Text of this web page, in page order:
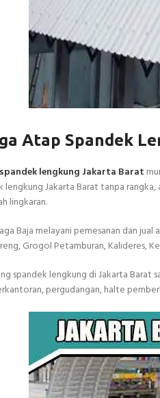
Atap Spandek
lengkung Jakarta Barat
lengkung Jakarta Barat tanpa
lingkaran.
Baja melayani pemesanan dan
Grogol Petamburan, Kalideres,
spandek lengkung di Jakarta Barat
pergudangan, halte